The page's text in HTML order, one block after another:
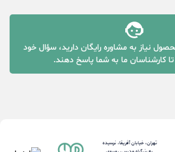
نیاز به مشاوره رایگان دارید، سؤال خود
کارشناسان ما به شما پاسخ دهند.
تهران، خیابان آفریقا، نرسیده